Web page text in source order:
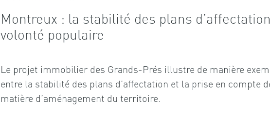
Montreux : la stabilité des plans
volonté populaire
Le projet immobilier des Grands-Prés illustre de manière
entre la stabilité des plans d’affectation et la prise en compte
matière d’aménagement du territoire.